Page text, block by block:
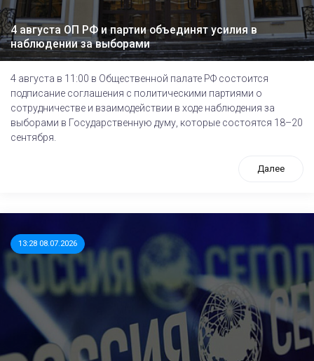
4 августа ОП РФ и партии объединят усилия в
наблюдении за выборами
4 августа в 11:00 в Общественной палате РФ состоится
подписание соглашения с политическими партиями о
сотрудничестве и взаимодействии в ходе наблюдения за
выборами в Государственную думу, которые состоятся 18–20
сентября.
Далее
13:28 08.07.2026